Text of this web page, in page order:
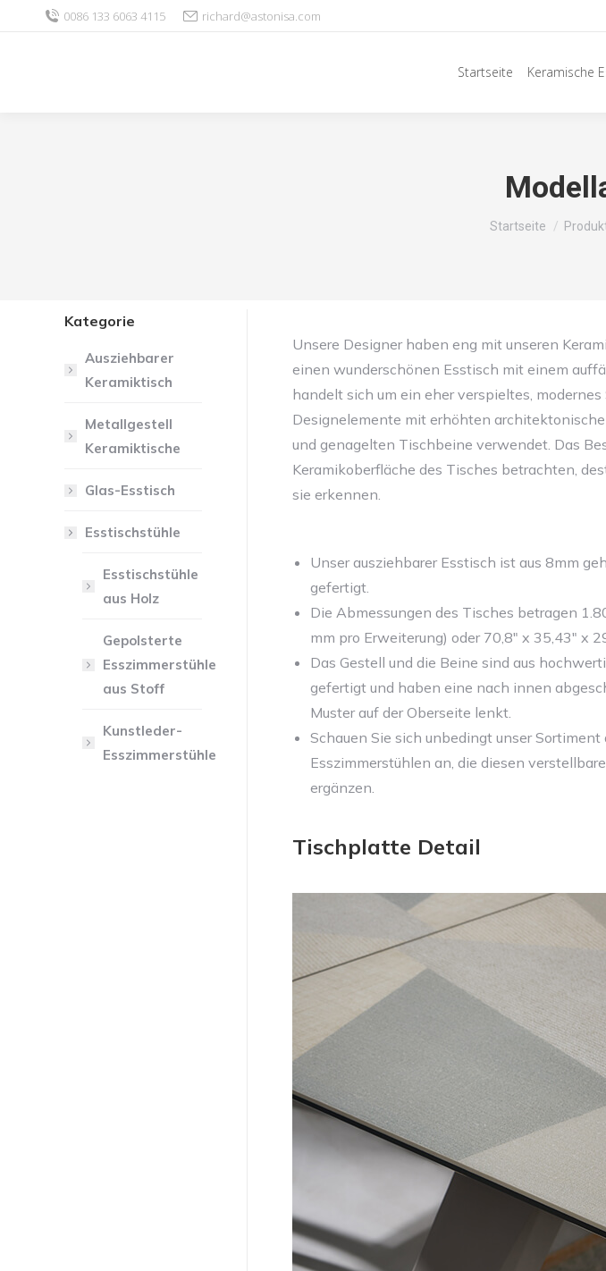
0086 133 6063 4115 richard@astonisa.com
Startseite Keramische
Sie befinden sich
Startseite
Unsere Designer haben eng mit unseren
einen wunderschönen Esstisch mit einem
handelt sich um ein eher verspieltes,
Designelemente mit erhöhten
und genagelten Tischbeine verwendet. Das
Keramikoberfläche des Tisches betrachten,
sie erkennen.
Unser ausziehbarer Esstisch ist aus 8mm
gefertigt.
Die Abmessungen des Tisches betragen
mm pro Erweiterung) oder 70,8" x 35,43" x
Das Gestell und die Beine sind aus
gefertigt und haben eine nach innen
Muster auf der Oberseite lenkt.
Schauen Sie sich unbedingt unser
Esszimmerstühlen an, die diesen
ergänzen.
Tischplatte Detail
Kategorie
Ausziehbarer
Keramiktisch
Metallgestell
Keramiktische
Glas-Esstisch
Esstischstühle
Esstischstühle
aus Holz
Gepolsterte
Esszimmerstühle
aus Stoff
Kunstleder-
Esszimmerstühle